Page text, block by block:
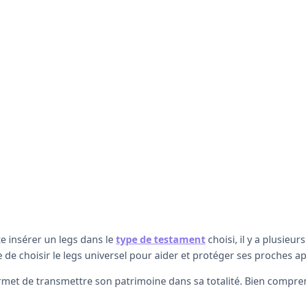
insérer un legs dans letype de testament choisi, il y a
choisir le legs universel pour aider et protéger ses proches
de transmettre son patrimoine dans sa totalité. Bien